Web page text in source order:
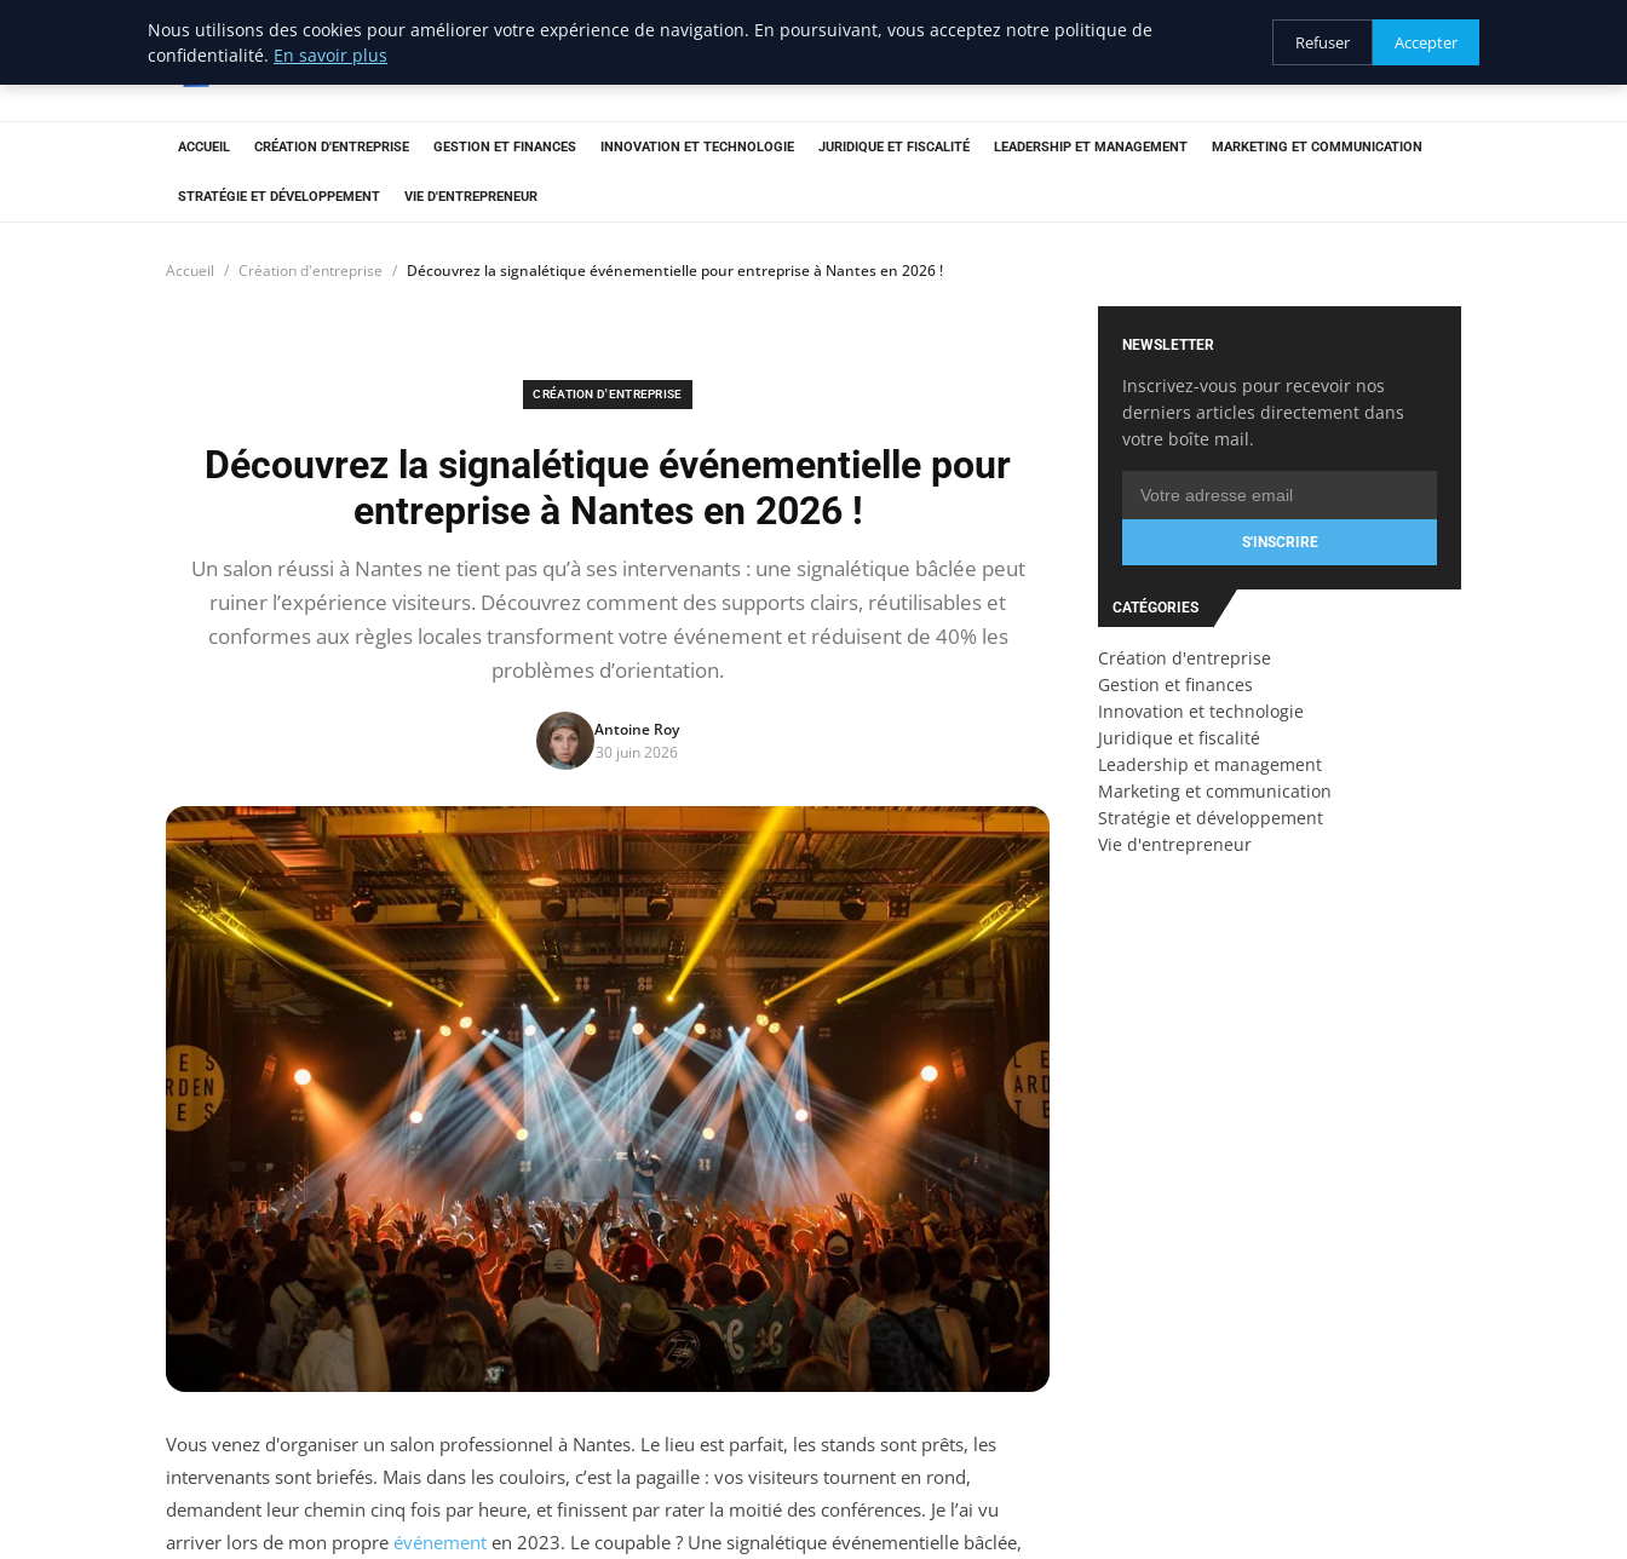
lostpages
ACCUEIL CRÉATION D'ENTREPRISE GESTION ET FINANCES INNOVATION ET TECHNOLOGIE JURIDIQUE ET FISCALITÉ LEADERSHIP ET MANAGEMENT MARKETING ET COMMUNICATION
STRATÉGIE ET DÉVELOPPEMENT VIE D'ENTREPRENEUR
Accueil Création d'entreprise Découvrez la signalétique événementielle pour entreprise à Nantes en 2026 !
CRÉATION D'ENTREPRISE
Découvrez la signalétique événementielle pour
entreprise à Nantes en 2026 !
Un salon réussi à Nantes ne tient pas qu’à ses intervenants : une signalétique bâclée peut
ruiner l’expérience visiteurs. Découvrez comment des supports clairs, réutilisables et
conformes aux règles locales transforment votre événement et réduisent de 40% les
problèmes d’orientation.
Antoine Roy
30 juin 2026
Vous venez d'organiser un salon professionnel à Nantes. Le lieu est parfait, les stands sont prêts, les
intervenants sont briefés. Mais dans les couloirs, c’est la pagaille : vos visiteurs tournent en rond,
demandent leur chemin cinq fois par heure, et finissent par rater la moitié des conférences. Je l’ai vu
arriver lors de mon propre événement en 2023. Le coupable ? Une signalétique événementielle bâclée,
NEWSLETTER
Inscrivez-vous pour recevoir nos
derniers articles directement dans
votre boîte mail.
S'INSCRIRE
CATÉGORIES
Création d'entreprise
Gestion et finances
Innovation et technologie
Juridique et fiscalité
Leadership et management
Marketing et communication
Stratégie et développement
Vie d'entrepreneur
Nous utilisons des cookies pour améliorer votre expérience de navigation. En poursuivant, vous acceptez notre politique de
confidentialité. En savoir plus
Refuser Accepter